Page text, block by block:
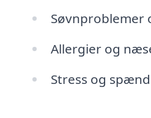
Søvnproblemer
Allergier og
Stress og